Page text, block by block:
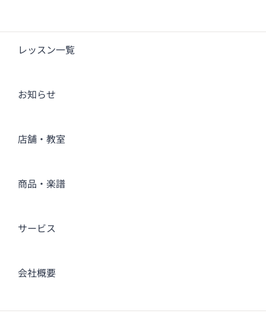
レッスン一覧
お知らせ
店舗・教室
商品・楽譜
サービス
会社概要